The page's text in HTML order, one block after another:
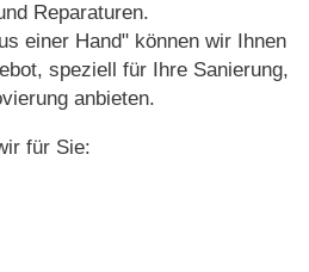
Reparaturen.
einer Hand" können wir Ihnen
speziell für Ihre Sanierung,
anbieten.
für Sie: